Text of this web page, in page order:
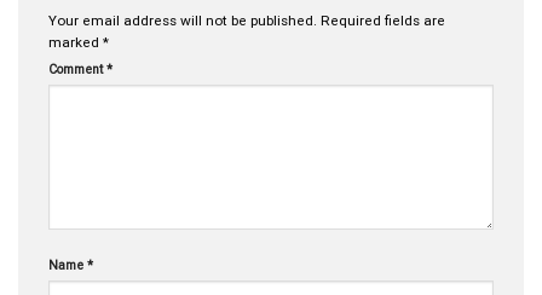
Your email address will not be published. Required fields are
marked *
Comment*
Name *